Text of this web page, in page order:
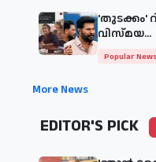
'തുടക്കം'
വിസ്മയ...
Popular News
More News
EDITOR'S PICK